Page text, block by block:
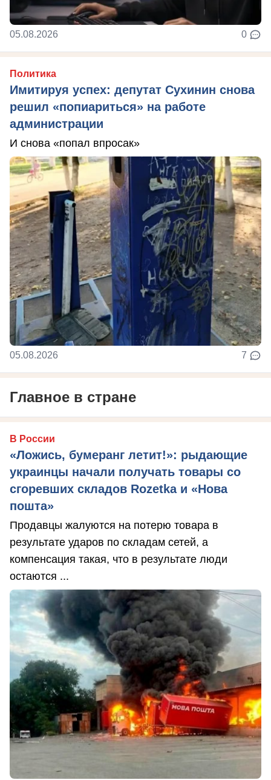
05.08.2026 0
Политика
Имитируя успех: депутат Сухинин снова
решил «попиариться» на работе
администрации
И снова «попал впросак»
05.08.2026 7
Главное в стране
В России
«Ложись, бумеранг летит!»: рыдающие
украинцы начали получать товары со
сгоревших складов Rozetka и «Нова
пошта»
Продавцы жалуются на потерю товара в
результате ударов по складам сетей, а
компенсация такая, что в результате люди
остаются ...